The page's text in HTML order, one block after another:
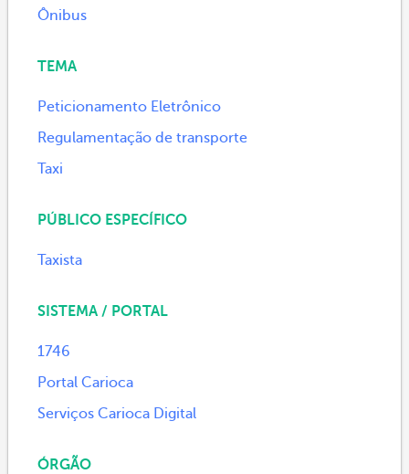
Ônibus
TEMA
Peticionamento Eletrônico
Regulamentação de transporte
Taxi
PÚBLICO ESPECÍFICO
Taxista
SISTEMA / PORTAL
1746
Portal Carioca
Serviços Carioca Digital
ÓRGÃO